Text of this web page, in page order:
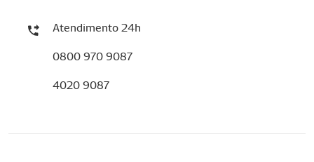
Atendimento 24h
0800 970 9087
4020 9087